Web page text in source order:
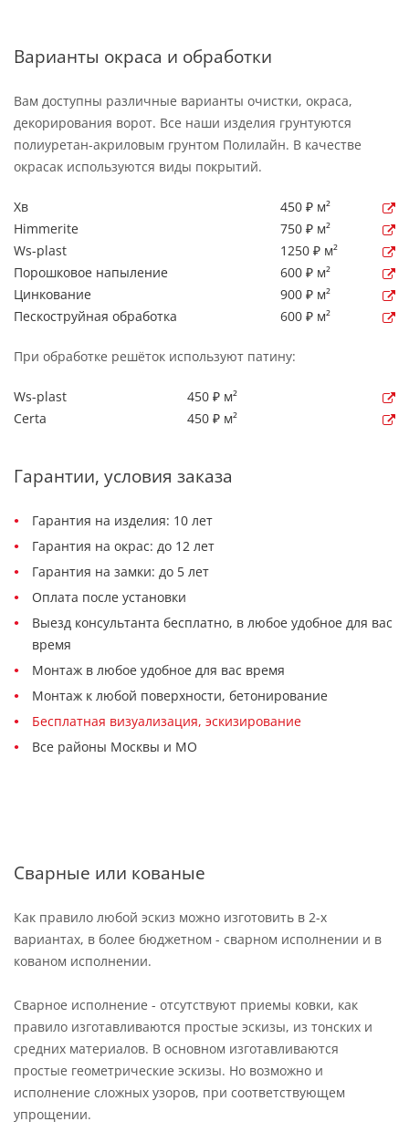
Варианты окраса и обработки
Вам доступны различные варианты очистки, окраса,
декорирования ворот. Все наши изделия грунтуются
полиуретан-акриловым грунтом Полилайн. В качестве
окрасак используются виды покрытий.
Хв
450 ₽ м²
Himmerite
750 ₽ м²
Ws-plast
1250 ₽ м²
Порошковое напыление
600 ₽ м²
Цинкование
900 ₽ м²
Пескоструйная обработка
600 ₽ м²
При обработке решёток используют патину:
Ws-plast
450 ₽ м²
Certa
450 ₽ м²
Гарантии, условия заказа
Гарантия на изделия: 10 лет
Гарантия на окрас: до 12 лет
Гарантия на замки: до 5 лет
Оплата после установки
Выезд консультанта бесплатно, в любое удобное для вас
время
Монтаж в любое удобное для вас время
Монтаж к любой поверхности, бетонирование
Бесплатная визуализация, эскизирование
Все районы Москвы и МО
Сварные или кованые
Как правило любой эскиз можно изготовить в 2-х
вариантах, в более бюджетном - сварном исполнении и в
кованом исполнении.
Сварное исполнение - отсутствуют приемы ковки, как
правило изготавливаются простые эскизы, из тонских и
средних материалов. В основном изготавливаются
простые геометрические эскизы. Но возможно и
исполнение сложных узоров, при соответствующем
упрощении.